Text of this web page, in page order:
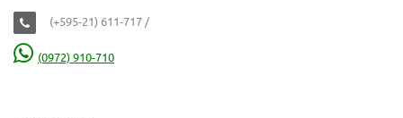
(+595-21) 611-717 /
(0972) 910-710